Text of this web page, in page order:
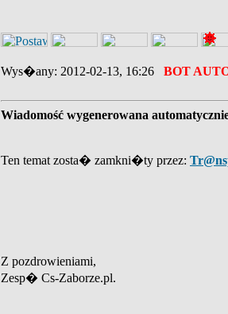
Wys�any: 2012-02-13, 16:26 BOT
Wiadomość wygenerowana
Ten temat zosta� zamkni�ty przez:
Z pozdrowieniami,
Zesp� Cs-Zaborze.pl.